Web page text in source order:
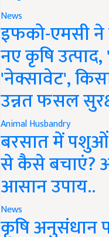
News
इफको-एमसी ने
नए कृषि
'नेक्सावेट',
उन्नत फसल
Animal Husbandry
बरसात में पशुओं
से कैसे बचाएं?
आसान उपाय..
News
कृषि अनुसंधान